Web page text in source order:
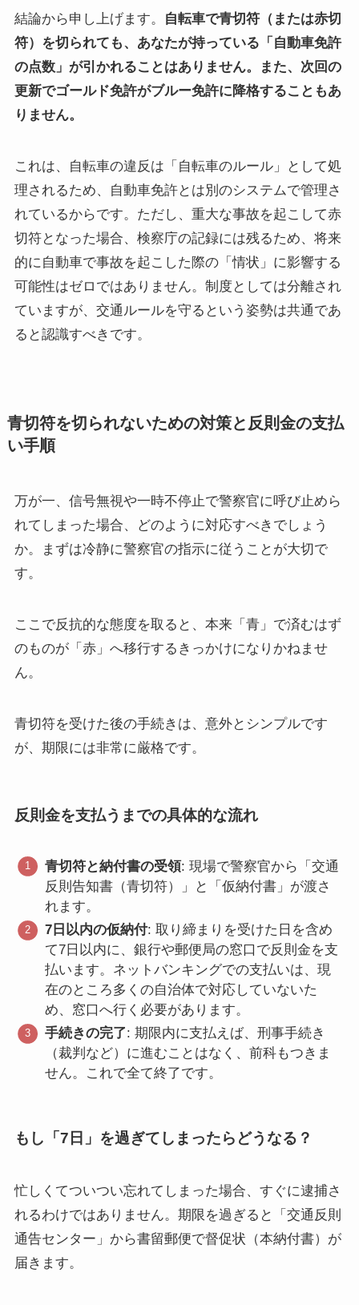
結論から申し上げます。
自転車で青切符（または赤切
符）を切られても、あなたが持っている「自動車免許
の点数」が引かれることはありません。また、次回の
更新でゴールド免許がブルー免許に降格することもあ
りません。
これは、自転車の違反は「自転車のルール」として処
理されるため、自動車免許とは別のシステムで管理さ
れているからです。ただし、重大な事故を起こして赤
切符となった場合、検察庁の記録には残るため、将来
的に自動車で事故を起こした際の「情状」に影響する
可能性はゼロではありません。制度としては分離され
ていますが、交通ルールを守るという姿勢は共通であ
ると認識すべきです。
青切符を切られないための対策と反則金の支払
い手順
万が一、信号無視や一時不停止で警察官に呼び止めら
れてしまった場合、どのように対応すべきでしょう
か。まずは冷静に警察官の指示に従うことが大切で
す。
ここで反抗的な態度を取ると、本来「青」で済むはず
のものが「赤」へ移行するきっかけになりかねませ
ん。
青切符を受けた後の手続きは、意外とシンプルです
が、期限には非常に厳格です。
反則金を支払うまでの具体的な流れ
青切符と納付書の受領: 現場で警察官から「交通
反則告知書（青切符）」と「仮納付書」が渡さ
れます。
7日以内の仮納付: 取り締まりを受けた日を含め
て7日以内に、銀行や郵便局の窓口で反則金を支
払います。ネットバンキングでの支払いは、現
在のところ多くの自治体で対応していないた
め、窓口へ行く必要があります。
手続きの完了: 期限内に支払えば、刑事手続き
（裁判など）に進むことはなく、前科もつきま
せん。これで全て終了です。
もし「7日」を過ぎてしまったらどうなる？
忙しくてついつい忘れてしまった場合、すぐに逮捕さ
れるわけではありません。期限を過ぎると「交通反則
通告センター」から書留郵便で督促状（本納付書）が
届きます。